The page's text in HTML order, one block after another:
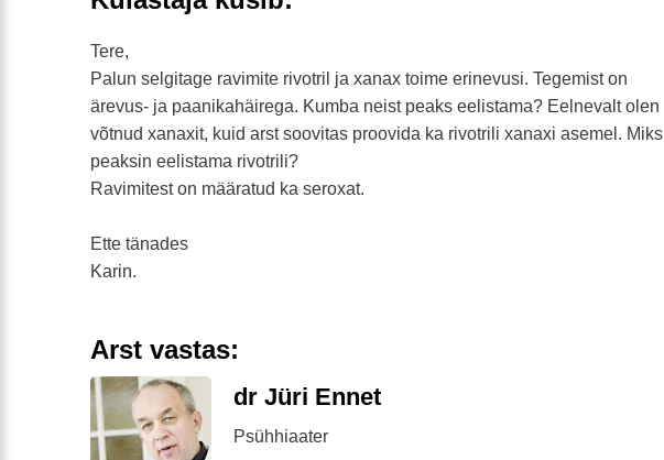
Tere,
Palun selgitage ravimite rivotril ja xanax toime erinevusi. Tegemist on
ärevus- ja paanikahäirega. Kumba neist peaks eelistama? Eelnevalt olen
võtnud xanaxit, kuid arst soovitas proovida ka rivotrili xanaxi asemel. Miks
peaksin eelistama rivotrili?
Ravimitest on määratud ka seroxat.
Ette tänades
Karin.
Arst vastas:
dr Jüri Ennet
Psühhiaater